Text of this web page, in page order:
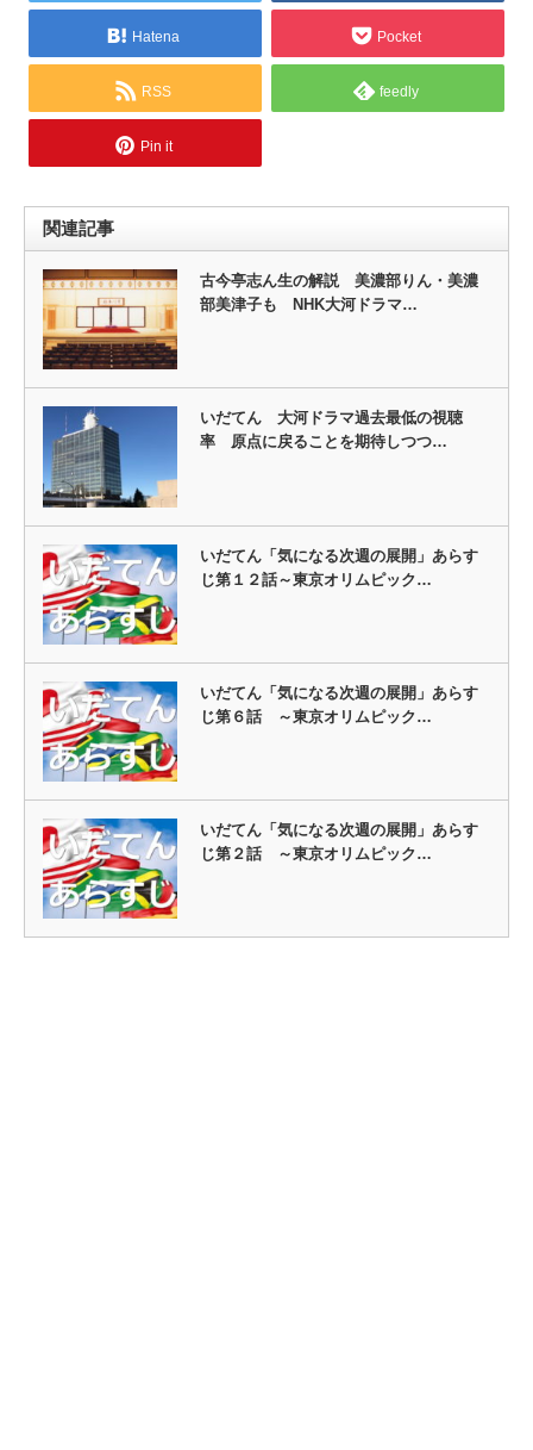
Hatena Pocket
RSS feedly
Pin it
関連記事
古今亭志ん生の解説 美濃部りん・美濃
部美津子も NHK大河ドラマ…
いだてん 大河ドラマ過去最低の視聴
率 原点に戻ることを期待しつつ…
いだてん「気になる次週の展開」あらす
じ第１２話～東京オリムピック…
いだてん「気になる次週の展開」あらす
じ第６話 ～東京オリムピック…
いだてん「気になる次週の展開」あらす
じ第２話 ～東京オリムピック…